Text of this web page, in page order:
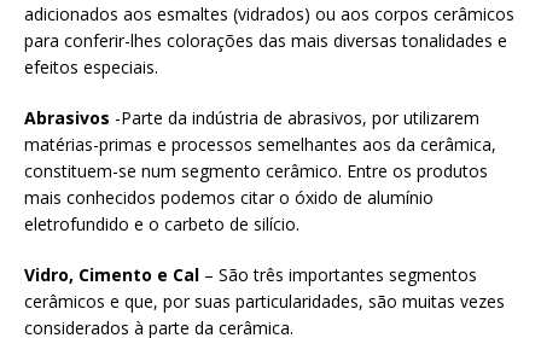
adicionados aos esmaltes (vidrados) ou aos corpos cerâmicos
para conferir-lhes colorações das mais diversas tonalidades e
efeitos especiais.
Abrasivos -Parte da indústria de abrasivos, por utilizarem
matérias-primas e processos semelhantes aos da cerâmica,
constituem-se num segmento cerâmico. Entre os produtos
mais conhecidos podemos citar o óxido de alumínio
eletrofundido e o carbeto de silício.
Vidro, Cimento e Cal – São três importantes segmentos
cerâmicos e que, por suas particularidades, são muitas vezes
considerados à parte da cerâmica.